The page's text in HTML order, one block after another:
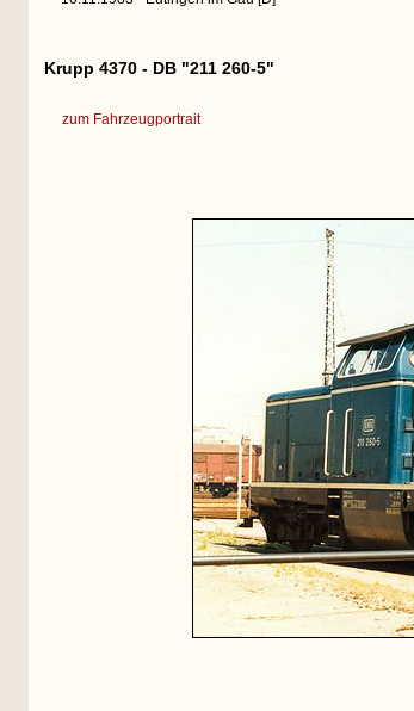
Krupp 4370 - DB "211 260-5"
zum Fahrzeugportrait